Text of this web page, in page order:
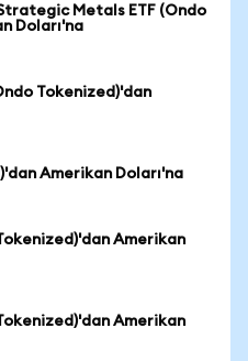
Metals ETF (Ondo
Doları'na
Tokenized)'dan
Amerikan Doları'na
Amerikan
Amerikan